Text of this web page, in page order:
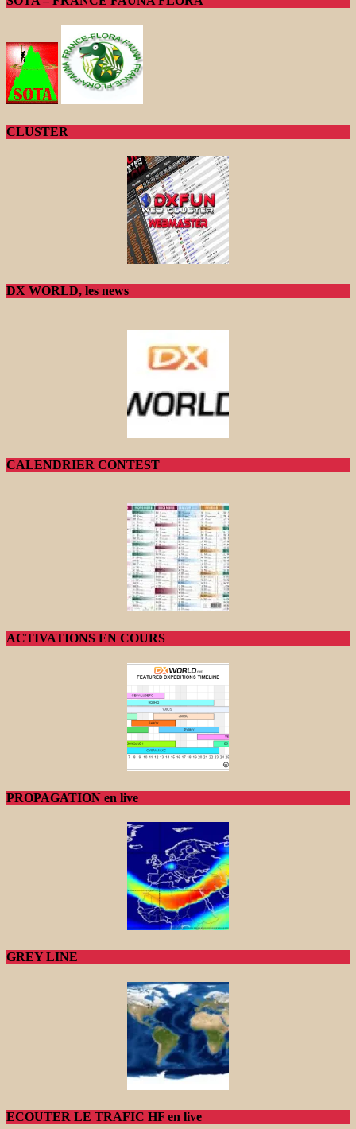
CLUSTER
DX WORLD, les news
CALENDRIER CONTEST
ACTIVATIONS EN COURS
PROPAGATION en live
GREY LINE
ECOUTER LE TRAFIC HF en live